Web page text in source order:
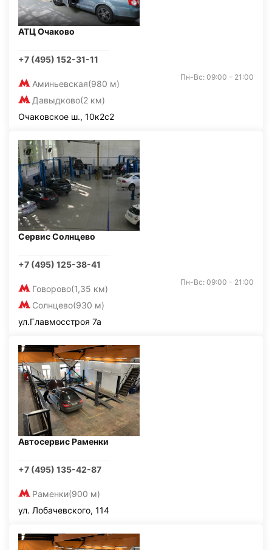
АТЦ Очаково
+7 (495) 152-31-11
Аминьевская(980 м)
Давыдково(2 км)
Пн-Вс: 09:00 - 21:00
Очаковское ш., 10к2с2
Сервис Солнцево
+7 (495) 125-38-41
Говорово(1,35 км)
Солнцево(930 м)
Пн-Вс: 09:00 - 21:00
ул.Главмосстроя 7а
Автосервис Раменки
+7 (495) 135-42-87
Раменки(900 м)
ул. Лобачевского, 114